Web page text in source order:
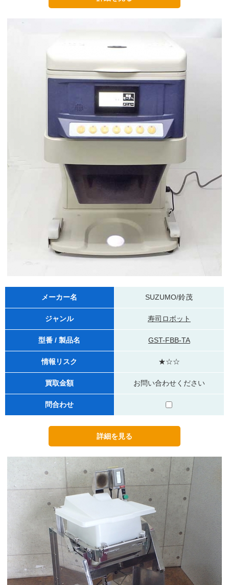
メーカー名 SUZUMO/鈴茂
ジャンル 寿司ロボット
型番 / 製品名 GST-FBB-TA
情報リスク ★☆☆
買取金額 お問い合わせください
問合わせ